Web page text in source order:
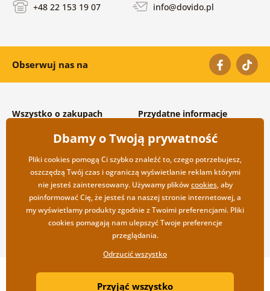
+48 22 153 19 07 info@dovido.pl
Obserwuj nas na
Wszystko o zakupach
Warunki handlowe i
reklamacyjne
Prywatność
Opcje wysyłki i płatności
Zwrot towarów
Przydatne informacje
Często zadawane pytania
Kontakt
Współpraca hurtowa
Copyright ©2019 © Dovido.pl.
| Sklep internetowy został stworzony przez
Dbamy o Twoją prywatność
Pliki cookies pomogą Ci szybko znaleźć to, czego potrzebujesz,
oszczędzą Twój czas i ograniczą wyświetlanie reklam którymi
nie jesteś zainteresowany. Używamy plikówcookies, aby
poinformować Cię, że jesteś na naszej stronie internetowej, a
my wyświetlamy produkty zgodnie z Twoimi preferencjami. Pliki
cookies pomagają nam ulepszyć Twoje preferencje
przeglądania.
Odrzucić wszystko
Przyjąć wszystko